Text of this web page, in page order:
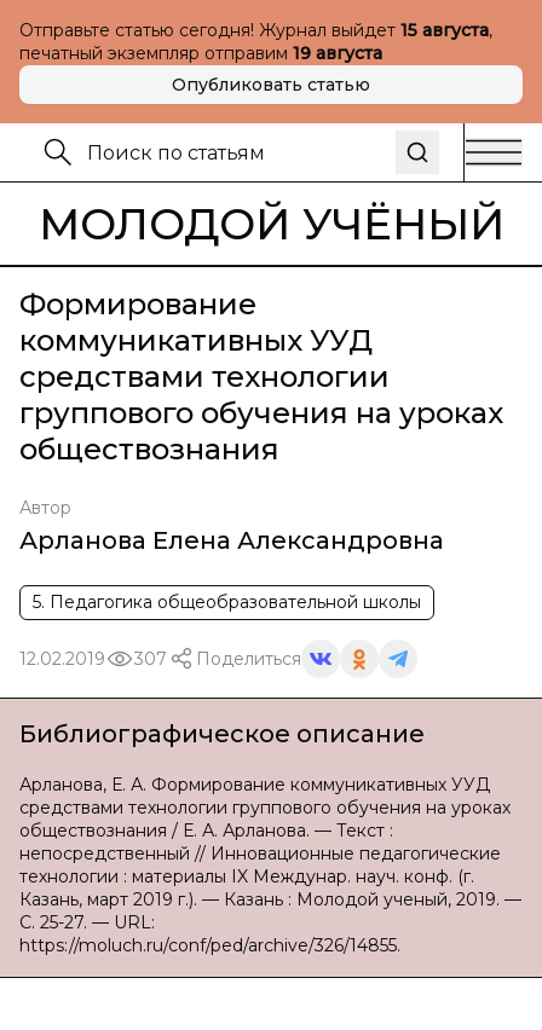
Отправьте статью сегодня! Журнал выйдет 15 августа,
печатный экземпляр отправим 19 августа
Опубликовать статью
МОЛОДОЙ УЧЁНЫЙ
Формирование
коммуникативных УУД
средствами технологии
группового обучения на уроках
обществознания
Автор
Арланова Елена Александровна
5. Педагогика общеобразовательной школы
12.02.2019 307 Поделиться
Библиографическое описание
Арланова, Е. А. Формирование коммуникативных УУД
средствами технологии группового обучения на уроках
обществознания / Е. А. Арланова. — Текст :
непосредственный // Инновационные педагогические
технологии : материалы IX Междунар. науч. конф. (г.
Казань, март 2019 г.). — Казань : Молодой ученый, 2019. —
С. 25-27. — URL:
https://moluch.ru/conf/ped/archive/326/14855.